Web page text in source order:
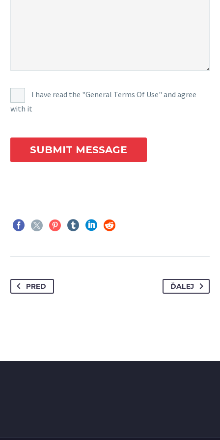
I have read the "General Terms Of Use" and agree
with it
PRED ĎALEJ